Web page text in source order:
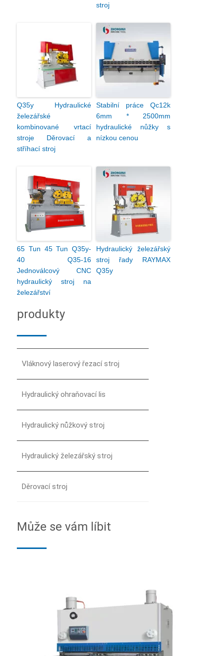
stroj
Q35y Hydraulické
železářské
kombinované vrtací
stroje Děrovací a
stříhací stroj
Stabilní práce Qc12k
6mm * 2500mm
hydraulické nůžky s
nízkou cenou
65 Tun 45 Tun Q35y-
40 Q35-16
Jednoválcový CNC
hydraulický stroj na
železářství
Hydraulický železářský
stroj řady RAYMAX
Q35y
produkty
Vláknový laserový řezací stroj
Hydraulický ohraňovací lis
Hydraulický nůžkový stroj
Hydraulický železářský stroj
Děrovací stroj
Může se vám líbit